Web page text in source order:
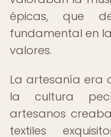
épicas, que
fundamental en
valores.
La artesanía era
la cultura
artesanos
textiles